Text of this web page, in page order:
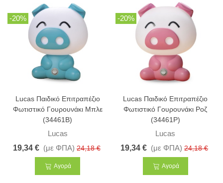
-20%
Lucas Παιδικό Επιτραπέζιο
Φωτιστικό Γουρουνάκι Μπλε
(34461B)
Lucas
19,34 € (με ΦΠΑ) 24,18 €
Αγορά
-20%
Lucas Παιδικό Επιτραπέζιο
Φωτιστικό Γουρουνάκι Ροζ
(34461P)
Lucas
19,34 € (με ΦΠΑ) 24,18 €
Αγορά